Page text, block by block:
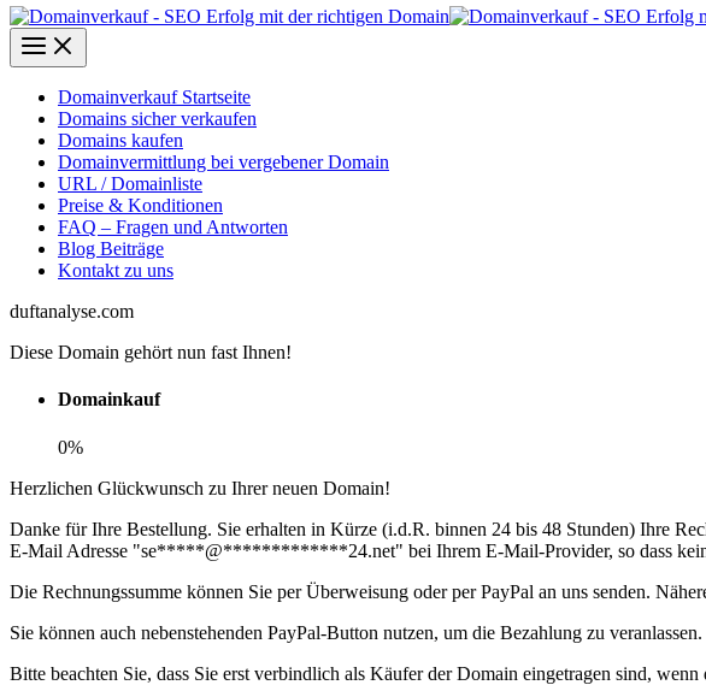
Domainverkauf Startseite
Domains sicher verkaufen
Domains kaufen
Domainvermittlung bei vergebener Domain
URL / Domainliste
Preise & Konditionen
FAQ – Fragen und Antworten
Blog Beiträge
Kontakt zu uns
duftanalyse.com
Diese Domain gehört nun fast Ihnen!
Domainkauf
0%
Herzlichen Glückwunsch zu Ihrer neuen Domain!
Danke für Ihre Bestellung. Sie erhalten in Kürze (i.d.R. binnen 24 bis 48 Stunden) Ihre
E-Mail Adresse "se*****@*************24.net" bei Ihrem E-Mail-Provider, so dass
Die Rechnungssumme können Sie per Überweisung oder per PayPal an uns senden.
Sie können auch nebenstehenden PayPal-Button nutzen, um die Bezahlung zu
Bitte beachten Sie, dass Sie erst verbindlich als Käufer der Domain eingetragen sind, wenn